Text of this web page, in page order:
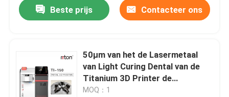
Fabrieksreis
Contacteer ons
Beste prijs Contacteer ons
50μm van het de Lasermetaal
van Light Curing Dental van de
Titanium 3D Printer de
Sinterprinter
MOQ：1